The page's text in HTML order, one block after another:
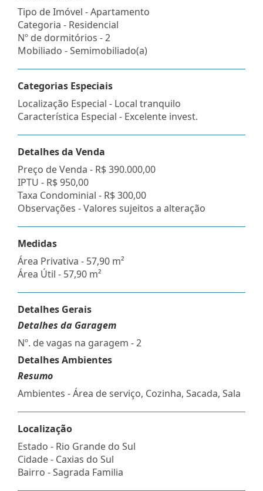
Tipo de Imóvel - Apartamento
Categoria - Residencial
Nº de dormitórios - 2
Mobiliado - Semimobiliado(a)
Categorias Especiais
Localização Especial - Local tranquilo
Característica Especial - Excelente invest.
Detalhes da Venda
Preço de Venda - R$ 390.000,00
IPTU - R$ 950,00
Taxa Condominial - R$ 300,00
Observações - Valores sujeitos a alteração
Medidas
Área Privativa - 57,90 m²
Área Útil - 57,90 m²
Detalhes Gerais
Detalhes da Garagem
Nº. de vagas na garagem - 2
Detalhes Ambientes
Resumo
Ambientes - Área de serviço, Cozinha, Sacada, Sala
Localização
Estado - Rio Grande do Sul
Cidade - Caxias do Sul
Bairro -Sagrada Familia